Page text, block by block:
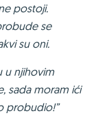
postoji.
se
su oni.
u njihovim
sada moram ići
probudio!”